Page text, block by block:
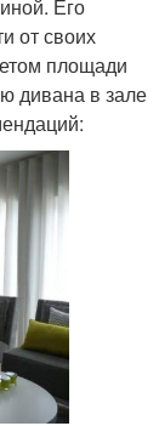
Его
от своих
площади
дивана в зале